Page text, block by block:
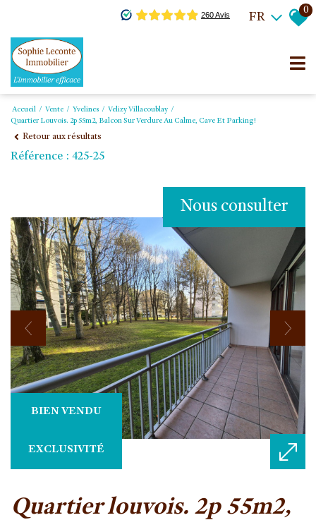
FR
0
Accueil Vente Yvelines
Velizy Villacoublay
Quartier Louvois. 2p 55m2, Balcon Sur Verdure Au Calme, Cave Et Parking!
Retour aux résultats
Référence : 425-25
BIEN VENDU
EXCLUSIVITÉ
Nous consulter
quartier louvois. 2p 55m2,